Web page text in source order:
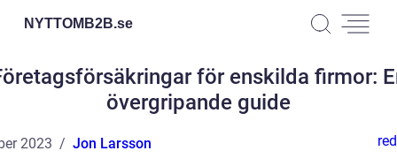
NYTTOMB2B.se
för enskilda firmor:
övergripande guide
2023 Jon Larsson